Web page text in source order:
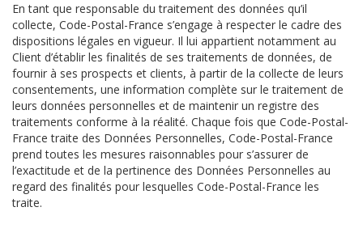
En tant que responsable du traitement des données qu’il
collecte, Code-Postal-France s’engage à respecter le cadre des
dispositions légales en vigueur. Il lui appartient notamment au
Client d’établir les finalités de ses traitements de données, de
fournir à ses prospects et clients, à partir de la collecte de leurs
consentements, une information complète sur le traitement de
leurs données personnelles et de maintenir un registre des
traitements conforme à la réalité. Chaque fois que Code-Postal-
France traite des Données Personnelles, Code-Postal-France
prend toutes les mesures raisonnables pour s’assurer de
l’exactitude et de la pertinence des Données Personnelles au
regard des finalités pour lesquelles Code-Postal-France les
traite.